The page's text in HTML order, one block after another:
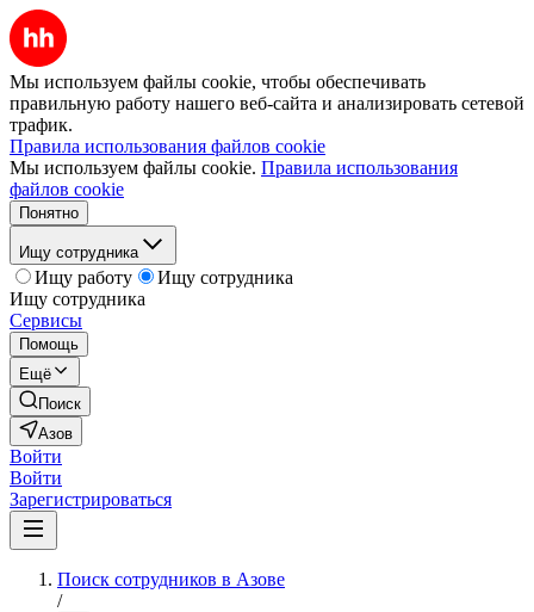
Мы используем файлы cookie, чтобы обеспечивать
правильную работу нашего веб-сайта и анализировать сетевой
трафик.
Правила использования файлов cookie
Мы используем файлы cookie. Правила использования
файлов cookie
Понятно
Ищу сотрудника
Ищу работу
Ищу сотрудника
Ищу сотрудника
Сервисы
Помощь
Ещё
Поиск
Азов
Войти
Войти
Зарегистрироваться
Поиск сотрудников в Азове
/